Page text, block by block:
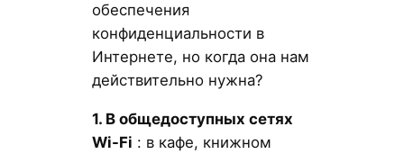
обеспечения
конфиденциальности в
Интернете, но когда она нам
действительно нужна?
1. В общедоступных сетях
Wi-Fi : в кафе, книжном